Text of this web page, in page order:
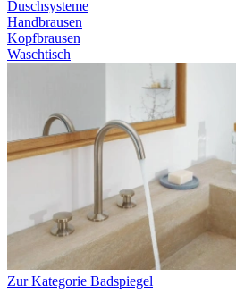
Duschsysteme
Handbrausen
Kopfbrausen
Waschtisch
Zur Kategorie Badspiegel